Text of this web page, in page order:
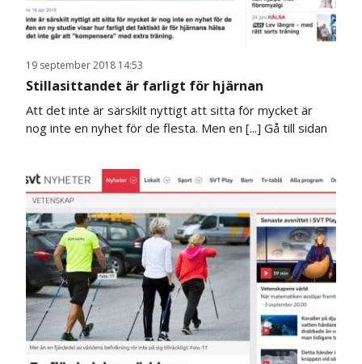
19 september 2018 14:53
Stillasittandet är farligt för hjärnan
Att det inte är särskilt nyttigt att sitta för mycket är
nog inte en nyhet för de flesta. Men en [...] Gå till sidan